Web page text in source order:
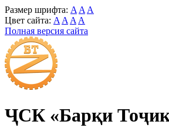
Размер шрифта: A A A
Цвет сайта: A A A A
Полная версия сайта
ҶСК «Барқи